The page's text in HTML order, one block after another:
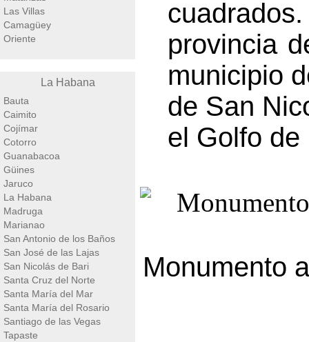
Las Villas
Camagüey
Oriente
La Habana
Bauta
Caimito
Cojímar
Cotorro
Guanabacoa
Güines
Jaruco
La Habana
Madruga
Marianao
San Antonio de los Baños
San José de las Lajas
San Nicolás de Bari
Santa Cruz del Norte
Santa María del Mar
Santa María del Rosario
Santiago de las Vegas
Tapaste
provincia
municipio
de San
el Golfo
Monumento